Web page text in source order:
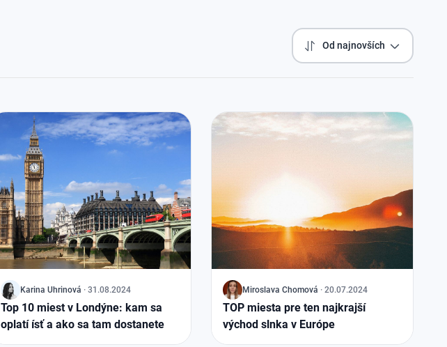
Od najnovších
J Karina Uhrinová · 31.08.2024
Top 10 miest v Londýne: kam sa
oplatí ísť a ako sa tam dostanete
J Miroslava Chomová · 20.07.2024
TOP miesta pre ten najkrajší
východ slnka v Európe